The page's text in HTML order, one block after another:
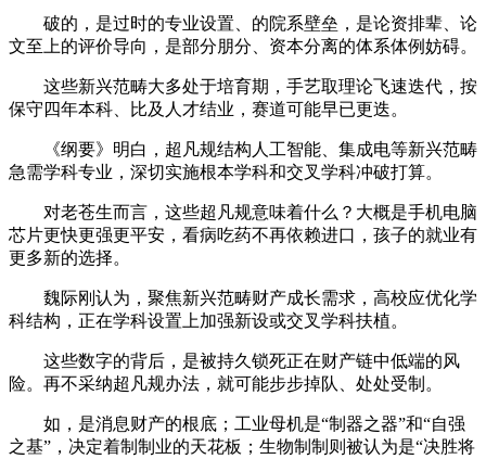
破的，是过时的专业设置、的院系壁垒，是论资排辈、论
文至上的评价导向，是部分朋分、资本分离的体系体例妨碍。
这些新兴范畴大多处于培育期，手艺取理论飞速迭代，按
保守四年本科、比及人才结业，赛道可能早已更迭。
《纲要》明白，超凡规结构人工智能、集成电等新兴范畴
急需学科专业，深切实施根本学科和交叉学科冲破打算。
对老苍生而言，这些超凡规意味着什么？大概是手机电脑
芯片更快更强更平安，看病吃药不再依赖进口，孩子的就业有
更多新的选择。
魏际刚认为，聚焦新兴范畴财产成长需求，高校应优化学
科结构，正在学科设置上加强新设或交叉学科扶植。
这些数字的背后，是被持久锁死正在财产链中低端的风
险。再不采纳超凡规办法，就可能步步掉队、处处受制。
如，是消息财产的根底；工业母机是“制器之器”和“自强
之基”，决定着制制业的天花板；生物制制则被认为是“决胜将